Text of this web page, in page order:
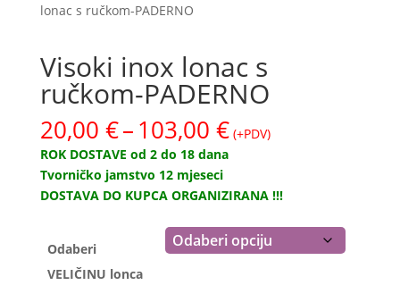
lonac s ručkom-PADERNO
Visoki inox lonac s
ručkom-PADERNO
20,00 €–103,00 €Raspon
cijena:
od
20,00 €
do
103,00 €
(+PDV)
ROK DOSTAVE od 2 do 18 dana
Tvorničko jamstvo 12 mjeseci
DOSTAVA DO KUPCA ORGANIZIRANA !!!
Odaberi
VELIČINU lonca